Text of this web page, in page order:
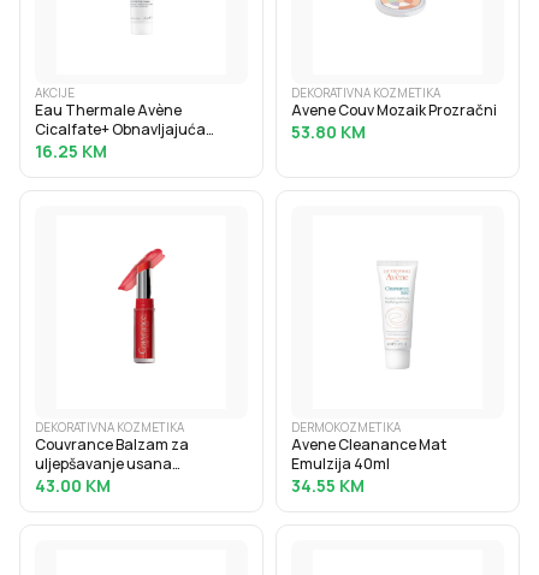
AKCIJE
Eau Thermale Avène
Cicalfate+ Obnavljajuća
zaštitna krema 40ml
16.25 KM
DEKORATIVNA KOZMETIKA
Avene Couv Mozaik Prozračni
53.80 KM
DEKORATIVNA KOZMETIKA
Couvrance Balzam za
uljepšavanje usana
Intenzivno crveni 3gr
43.00 KM
DERMOKOZMETIKA
Avene Cleanance Mat
Emulzija 40ml
34.55 KM